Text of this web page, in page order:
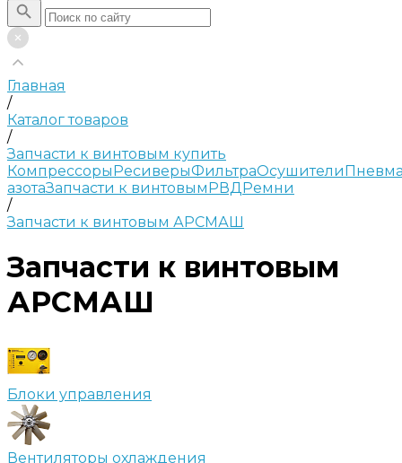
Главная
/
Каталог товаров
/
Запчасти к винтовым купить
КомпрессорыРесиверыФильтраОсушители
азотаЗапчасти к винтовымРВДРемни
/
Запчасти к винтовым АРСМАШ
Запчасти к винтовым
АРСМАШ
Блоки управления
Вентиляторы охлаждения